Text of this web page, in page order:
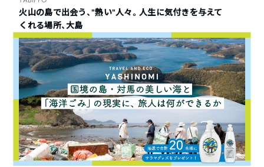
火山の島で出会う、“熱い“人々。人生に気付きを与えて
くれる場所、大島